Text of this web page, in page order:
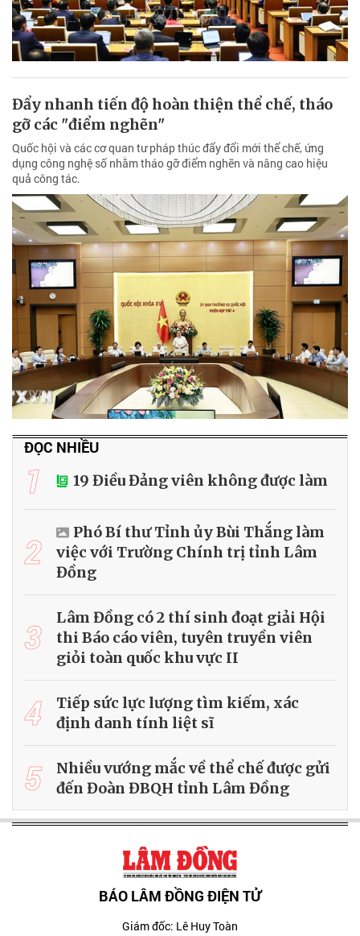
Đẩy nhanh tiến độ hoàn thiện thể chế, tháo
gỡ các "điểm nghẽn"
Quốc hội và các cơ quan tư pháp thúc đẩy đổi mới thể chế, ứng
dụng công nghệ số nhằm tháo gỡ điểm nghẽn và nâng cao hiệu
quả công tác.
ĐỌC NHIỀU
1 19 Điều Đảng viên không được làm
2
Phó Bí thư Tỉnh ủy Bùi Thắng làm
việc với Trường Chính trị tỉnh Lâm
Đồng
3
Lâm Đồng có 2 thí sinh đoạt giải Hội
thi Báo cáo viên, tuyên truyền viên
giỏi toàn quốc khu vực II
4
Tiếp sức lực lượng tìm kiếm, xác
định danh tính liệt sĩ
5
Nhiều vướng mắc về thể chế được gửi
đến Đoàn ĐBQH tỉnh Lâm Đồng
BÁO LÂM ĐỒNG ĐIỆN TỬ
Giám đốc: Lê Huy Toàn